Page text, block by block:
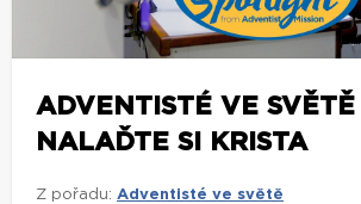
ADVENTISTÉ VE SVĚTĚ |
NALAĎTE SI KRISTA
Z pořadu: Adventisté ve světě